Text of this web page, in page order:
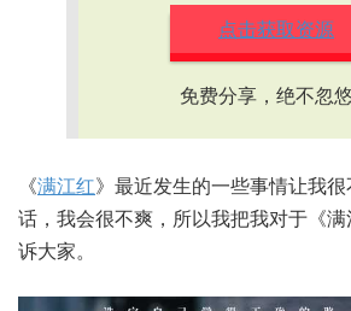
点击获取资源
免费分享，绝不忽悠
《满江红》最近发生的一些事情让我
话，我会很不爽，所以我把我对于《
诉大家。